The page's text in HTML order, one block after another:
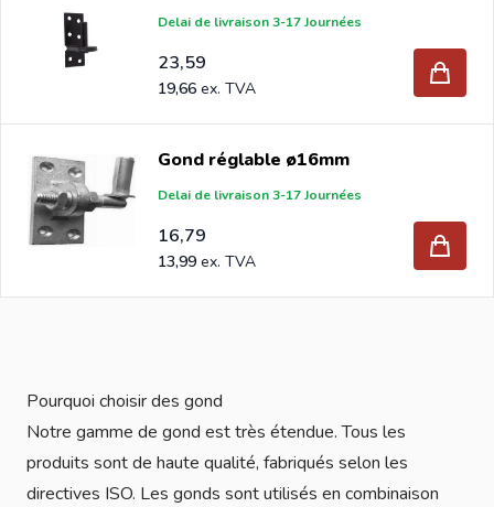
Delai de livraison 3-17 Journées
23,59
19,66
Gond réglable ø16mm
Delai de livraison 3-17 Journées
16,79
13,99
Pourquoi choisir des gond
Notre gamme de gond est très étendue. Tous les
produits sont de haute qualité, fabriqués selon les
directives ISO. Les gonds sont utilisés en combinaison